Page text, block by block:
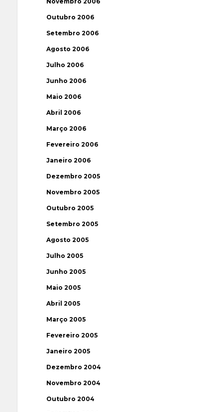
Outubro 2006
Setembro 2006
Agosto 2006
Julho 2006
Junho 2006
Maio 2006
Abril 2006
Março 2006
Fevereiro 2006
Janeiro 2006
Dezembro 2005
Novembro 2005
Outubro 2005
Setembro 2005
Agosto 2005
Julho 2005
Junho 2005
Maio 2005
Abril 2005
Março 2005
Fevereiro 2005
Janeiro 2005
Dezembro 2004
Novembro 2004
Outubro 2004